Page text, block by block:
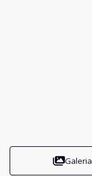
Galeria